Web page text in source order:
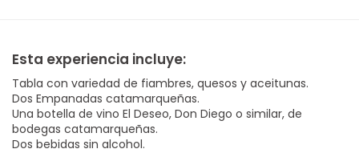
Esta experiencia incluye:
Tabla con variedad de fiambres, quesos y aceitunas.
Dos Empanadas catamarqueñas.
Una botella de vino El Deseo, Don Diego o similar, de
bodegas catamarqueñas.
Dos bebidas sin alcohol.